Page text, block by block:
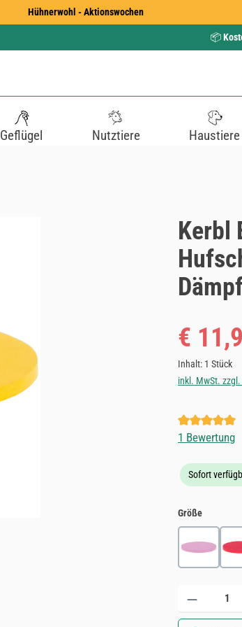
Hühnerwohl - Aktionswochen
📦
Geflügel Nutztiere Haustiere
Kerbl
Verkaufspreis:
€
Inhalt: 1 Stück
inkl. MwSt. zzgl.
1 Bewertung
Sofort
Größeauswählen
EVA
Produkt